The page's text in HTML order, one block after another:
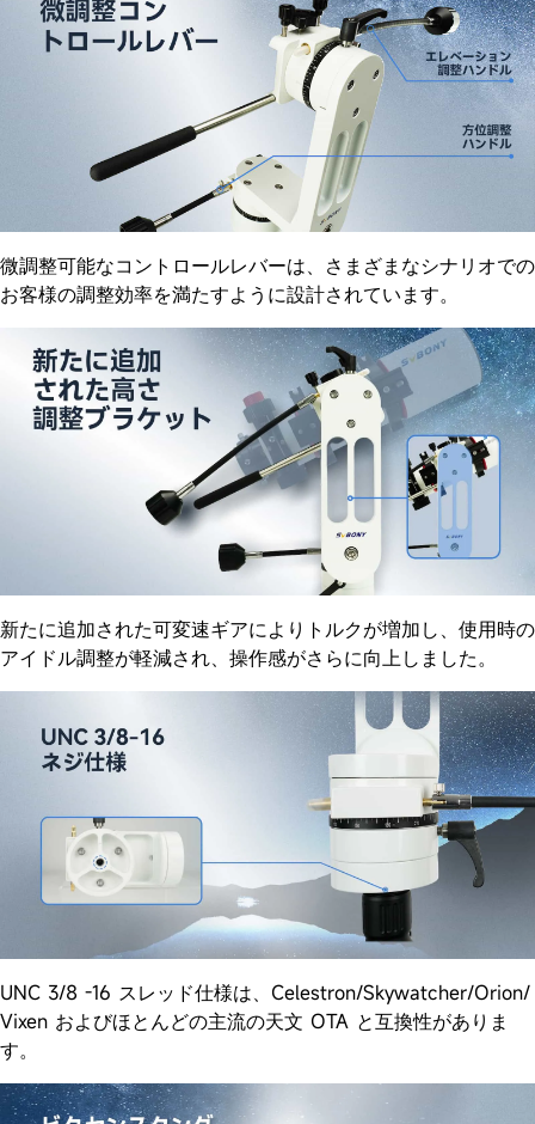
微調整可能なコントロールレバーは、さまざまなシナリオでの
お客様の調整効率を満たすように設計されています。
新たに追加された可変速ギアによりトルクが増加し、使用時の
アイドル調整が軽減され、操作感がさらに向上しました。
UNC 3/8 -16 スレッド仕様は、Celestron/Skywatcher/Orion/
Vixen およびほとんどの主流の天文 OTA と互換性がありま
す。